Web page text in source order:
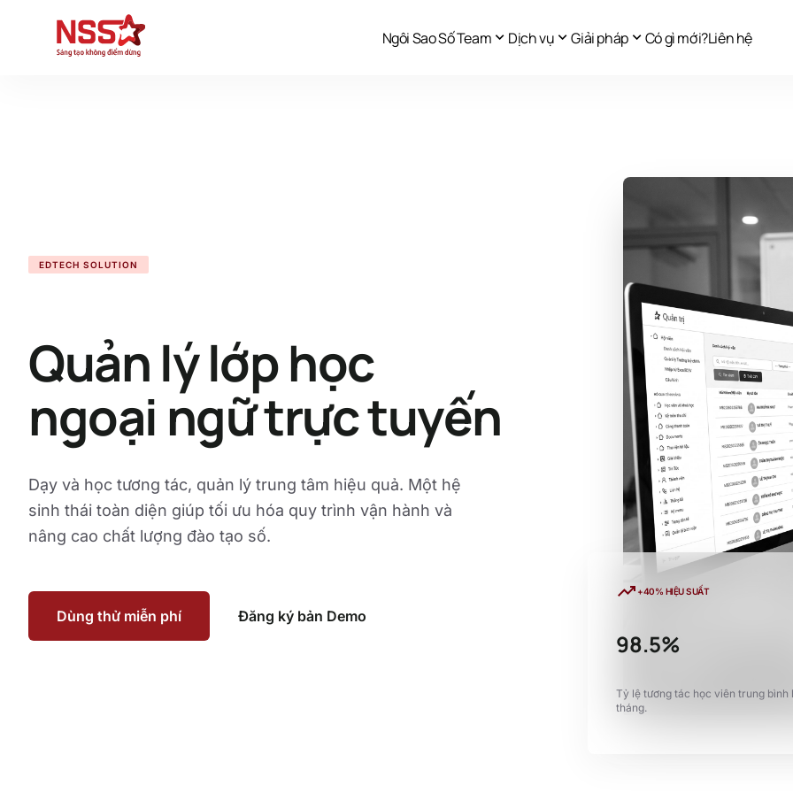
Ngôi Sao Số Team expand_more Dịch vụ expand_moreGiải phápexpand_moreCó gì mới?Liên hệ
EDTECH SOLUTION
Quản lý lớp học
ngoại ngữ trực tuyến
Dạy và học tương tác, quản lý trung tâm hiệu quả. Một hệ
sinh thái toàn diện giúp tối ưu hóa quy trình vận hành và
nâng cao chất lượng đào tạo số.
Dùng thử miễn phí Đăng ký bản Demo
trending_up +40% HIỆU SUẤT
98.5%
Tỷ lệ tương tác học viên trung bình
tháng.